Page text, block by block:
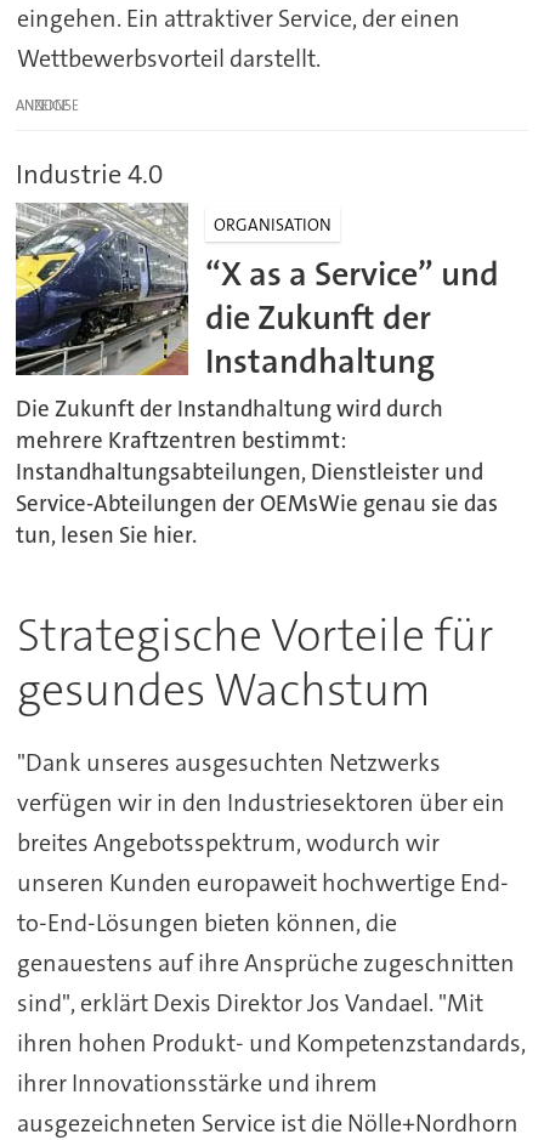
eingehen. Ein attraktiver Service, der einen
Wettbewerbsvorteil darstellt.
ANZEIGE
Industrie 4.0
ORGANISATION
“X as a Service” und
die Zukunft der
Instandhaltung
Die Zukunft der Instandhaltung wird durch
mehrere Kraftzentren bestimmt:
Instandhaltungsabteilungen, Dienstleister und
Service-Abteilungen der OEMsWie genau sie das
tun, lesen Sie hier.
Strategische Vorteile für
gesundes Wachstum
"Dank unseres ausgesuchten Netzwerks
verfügen wir in den Industriesektoren über ein
breites Angebotsspektrum, wodurch wir
unseren Kunden europaweit hochwertige End-
to-End-Lösungen bieten können, die
genauestens auf ihre Ansprüche zugeschnitten
sind", erklärt Dexis Direktor Jos Vandael. "Mit
ihren hohen Produkt- und Kompetenzstandards,
ihrer Innovationsstärke und ihrem
ausgezeichneten Service ist die Nölle+Nordhorn